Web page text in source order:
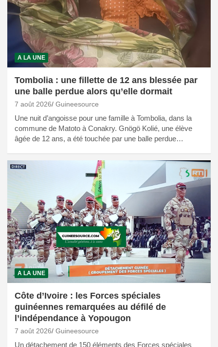
A LA UNE
Tombolia : une fillette de 12 ans blessée par
une balle perdue alors qu’elle dormait
7 août 2026 Guineesource
Une nuit d’angoisse pour une famille à Tombolia, dans la
commune de Matoto à Conakry. Gnögö Kolié, une élève
âgée de 12 ans, a été touchée par une balle perdue…
A LA UNE
Côte d’Ivoire : les Forces spéciales
guinéennes remarquées au défilé de
l’indépendance à Yopougon
7 août 2026 Guineesource
Un détachement de 150 éléments des Forces spéciales